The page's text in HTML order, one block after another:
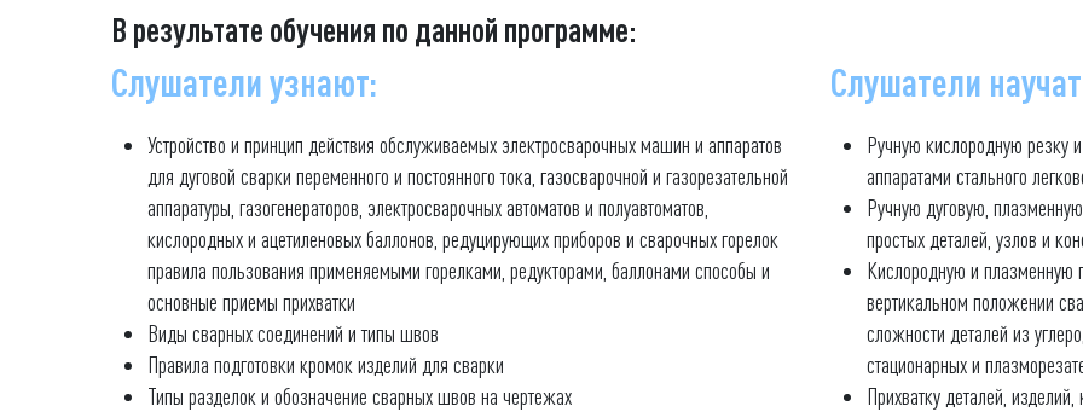
В результате обучения по данной программе:
Слушатели узнают:
Устройство и принцип действия обслуживаемых электросварочных машин и аппаратов
для дуговой сварки переменного и постоянного тока, газосварочной и газорезательной
аппаратуры, газогенераторов, электросварочных автоматов и полуавтоматов,
кислородных и ацетиленовых баллонов, редуцирующих приборов и сварочных горелок
правила пользования применяемыми горелками, редукторами, баллонами способы и
основные приемы прихватки
Виды сварных соединений и типы швов
Правила подготовки кромок изделий для сварки
Типы разделок и обозначение сварных швов на чертежах
Слушатели
Ручную кислородную резку
аппаратами стального
Ручную дуговую,
простых деталей, узлов и
Кислородную и плазменную
вертикальном положении
сложности деталей из
стационарных и
Прихватку деталей,